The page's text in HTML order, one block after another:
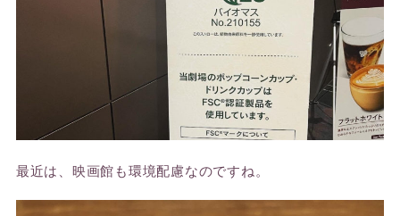
最近は、映画館も環境配慮なのですね。